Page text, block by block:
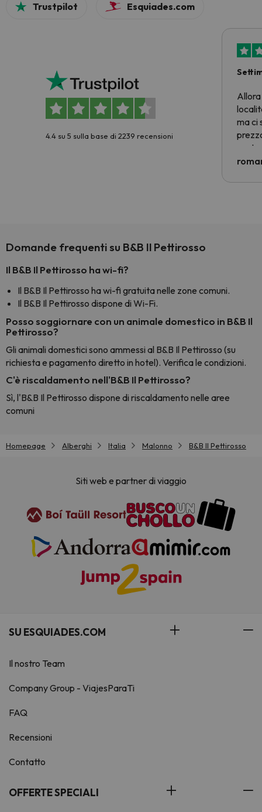
Trustpilot Esquiades.com
4.4 su 5 sulla base di 2239 recensioni
Allora
ma ci
Domande frequenti su B&B Il Pettirosso
Il B&B Il Pettirosso ha wi-fi?
Il B&B Il Pettirosso ha wi-fi gratuita nelle zone comuni.
Il B&B Il Pettirosso dispone di Wi-Fi.
Posso soggiornare con un animale domestico in B&B Il
Pettirosso?
Gli animali domestici sono ammessi al B&B Il Pettirosso (su
richiesta e pagamento diretto in hotel). Verifica le condizioni.
C'è riscaldamento nell'B&B Il Pettirosso?
Sì, l'B&B Il Pettirosso dispone di riscaldamento nelle aree
comuni
Homepage Alberghi Italia Malonno B&B Il Pettirosso
Siti web e partner di viaggio
SU ESQUIADES.COM
Il nostro Team
Company Group - ViajesParaTi
FAQ
Recensioni
Contatto
OFFERTE SPECIALI